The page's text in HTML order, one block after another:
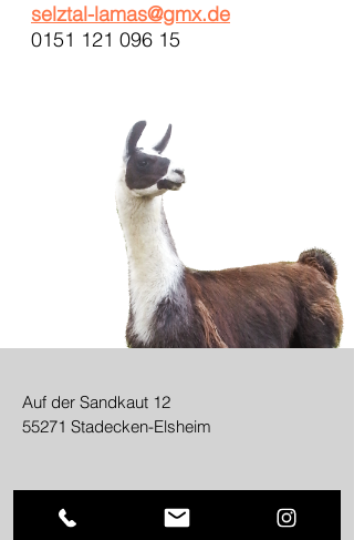
selztal-lamas@gmx.de
0151 121 096 15
Auf der Sandkaut 12
55271 Stadecken-Elsheim